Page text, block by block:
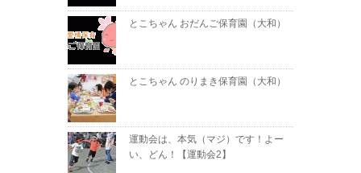
とこちゃん おだんご保育園（大和）
とこちゃん のりまき保育園（大和）
運動会は、本気（マジ）です！よー
い、どん！【運動会2】